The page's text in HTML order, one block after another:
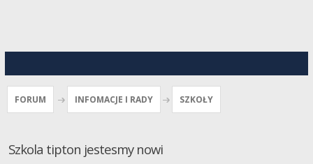
FORUM INFOMACJE I RADY SZKOŁY
Szkola tipton jestesmy nowi